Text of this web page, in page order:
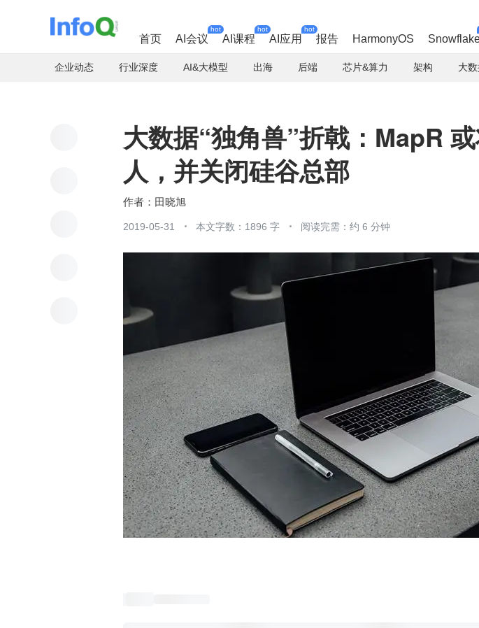
首页 AI会议
hot
AI课程
hot
AI应用
hot
报告 HarmonyOS
企业动态 行业深度 AI&大模型 出海 后端 芯片&算力 架构 大
大数据“独角兽”折戟：MapR
人，并关闭硅谷总部
田晓旭
2019-05-31 本文字数：1896 字 阅读完需：约 6 分钟